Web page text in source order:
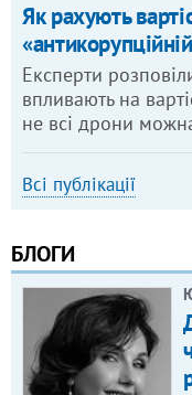
Як рахують
Експерти
впливають на
не всі дрони
Всі публікації
БЛОГИ